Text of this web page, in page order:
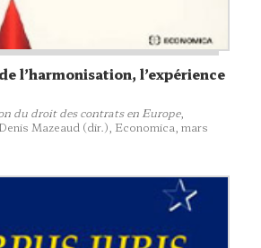
l’harmonisation, l’expérience
du droit des contrats en Europe,
Mazeaud (dir.), Economica , mars